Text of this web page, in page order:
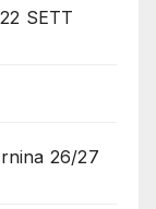
SETT
26/27